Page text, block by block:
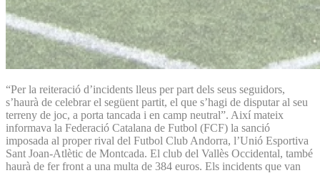
“Per la reiteració d’incidents lleus per part dels seus seguidors,
s’haurà de celebrar el següent partit, el que s’hagi de disputar al seu
terreny de joc, a porta tancada i en camp neutral”. Així mateix
informava la Federació Catalana de Futbol (FCF) la sanció
imposada al proper rival del Futbol Club Andorra, l’Unió Esportiva
Sant Joan-Atlètic de Montcada. El club del Vallès Occidental, també
haurà de fer front a una multa de 384 euros. Els incidents que van